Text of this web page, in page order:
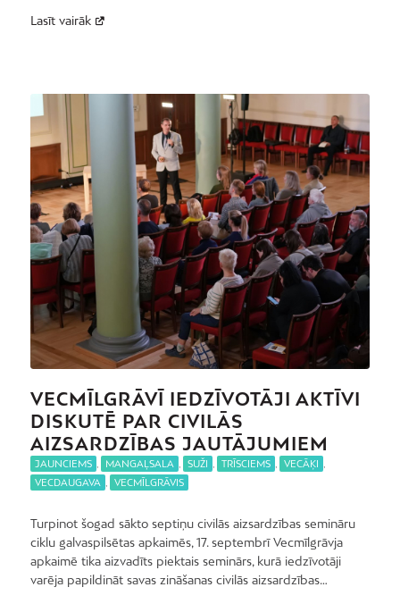
Lasīt vairāk
VECMĪLGRĀVĪ IEDZĪVOTĀJI AKTĪVI
DISKUTĒ PAR CIVILĀS
AIZSARDZĪBAS JAUTĀJUMIEM
JAUNCIEMS MANGAĻSALA SUŽI TRĪSCIEMS VECĀĶI
VECDAUGAVA
VECMĪLGRĀVIS
Turpinot šogad sākto septiņu civilās aizsardzības semināru
ciklu galvaspilsētas apkaimēs, 17. septembrī Vecmīlgrāvja
apkaimē tika aizvadīts piektais seminārs, kurā iedzīvotāji
varēja papildināt savas zināšanas civilās aizsardzības…